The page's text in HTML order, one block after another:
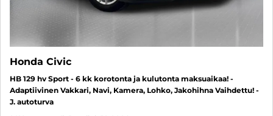
Honda Civic
HB 129 hv Sport - 6 kk korotonta ja kulutonta maksuaikaa! -
Adaptiivinen Vakkari, Navi, Kamera, Lohko, Jakohihna Vaihdettu! -
J. autoturva